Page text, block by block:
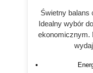
Świetny balans
Idealny wybór
ekonomicznym.